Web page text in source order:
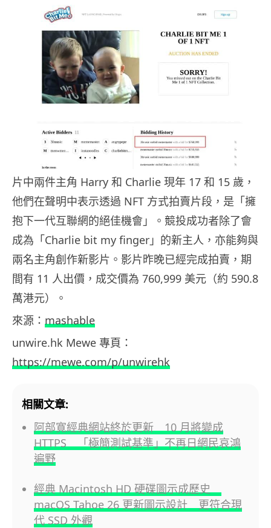
片中兩件主角 Harry 和 Charlie 現年 17 和 15 歲，
他們在聲明中表示透過 NFT 方式拍賣片段，是「擁
抱下一代互聯網的絕佳機會」。競投成功者除了會
成為「Charlie bit my finger」的新主人，亦能夠與
兩名主角創作新影片。影片昨晚已經完成拍賣，期
間有 11 人出價，成交價為 760,999 美元（約 590.8
萬港元）。
來源： mashable
unwire.hk Mewe 專頁：
https://mewe.com/p/unwirehk
相關文章:
阿部寛經典網站終於更新 10 月將變成
HTTPS 「極簡測試基準」不再日網民哀鴻
遍野
經典 Macintosh HD 硬碟圖示成歷史
macOS Tahoe 26 更新圖示設計 更符合現
代 SSD 外觀